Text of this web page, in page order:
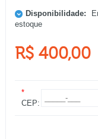
Disponibilidade:
estoque
R$ 400,00
*
CEP: